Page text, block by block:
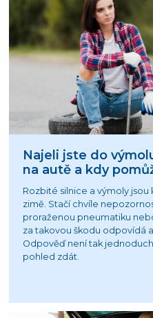
Najeli jste do
na autě a kdy
Rozbité silnice a výmoly
zimě. Stačí chvíle
proraženou pneumatiku
za takovou škodu odpovídá
Odpověď není tak
pohled zdát.